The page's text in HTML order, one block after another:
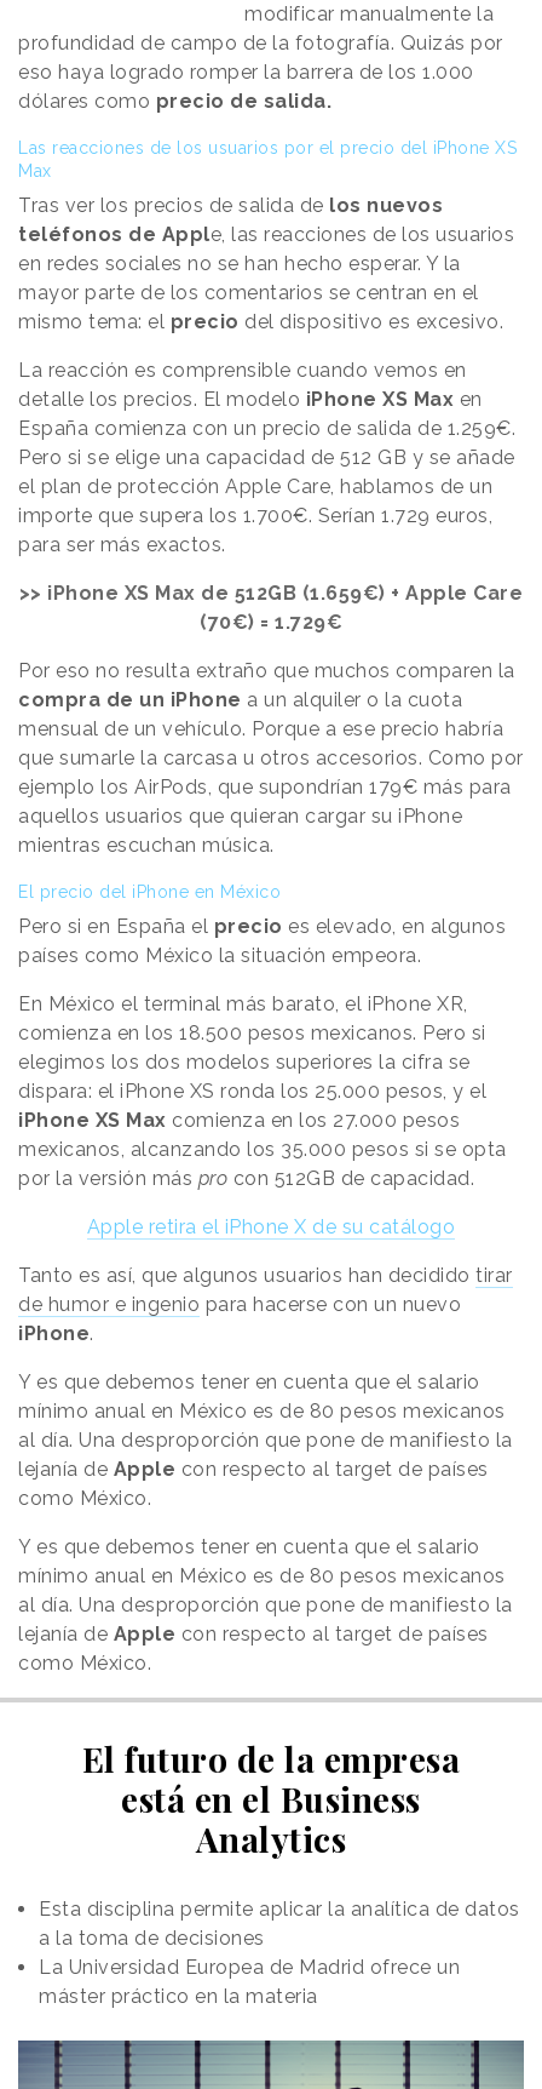
modificar manualmente la
profundidad de campo de la fotografía. Quizás por
eso haya logrado romper la barrera de los 1.000
dólares como precio de salida.
Las reacciones de los usuarios por el precio del iPhone XS
Max
Tras ver los precios de salida de los nuevos
teléfonos de Apple, las reacciones de los usuarios
en redes sociales no se han hecho esperar. Y la
mayor parte de los comentarios se centran en el
mismo tema: el precio del dispositivo es excesivo.
La reacción es comprensible cuando vemos en
detalle los precios. El modelo iPhone XS Max en
España comienza con un precio de salida de 1.259€.
Pero si se elige una capacidad de 512 GB y se añade
el plan de protección Apple Care, hablamos de un
importe que supera los 1.700€. Serían 1.729 euros,
para ser más exactos.
>> iPhone XS Max de 512GB (1.659€) + Apple Care
(70€) = 1.729€
Por eso no resulta extraño que muchos comparen la
compra de un iPhone a un alquiler o la cuota
mensual de un vehículo. Porque a ese precio habría
que sumarle la carcasa u otros accesorios. Como por
ejemplo los AirPods, que supondrían 179€ más para
aquellos usuarios que quieran cargar su iPhone
mientras escuchan música.
El precio del iPhone en México
Pero si en España el precio es elevado, en algunos
países como México la situación empeora.
En México el terminal más barato, el iPhone XR,
comienza en los 18.500 pesos mexicanos. Pero si
elegimos los dos modelos superiores la cifra se
dispara: el iPhone XS ronda los 25.000 pesos, y el
iPhone XS Max comienza en los 27.000 pesos
mexicanos, alcanzando los 35.000 pesos si se opta
por la versión más pro con 512GB de capacidad.
Apple retira el iPhone X de su catálogo
Tanto es así, que algunos usuarios han decidido tirar
de humor e ingenio para hacerse con un nuevo
iPhone.
Y es que debemos tener en cuenta que el salario
mínimo anual en México es de 80 pesos mexicanos
al día. Una desproporción que pone de manifiesto la
lejanía de Apple con respecto al target de países
como México.
Y es que debemos tener en cuenta que el salario
mínimo anual en México es de 80 pesos mexicanos
al día. Una desproporción que pone de manifiesto la
lejanía de Apple con respecto al target de países
como México.
El futuro de la empresa
está en el Business
Analytics
Esta disciplina permite aplicar la analítica de datos
a la toma de decisiones
La Universidad Europea de Madrid ofrece un
máster práctico en la materia